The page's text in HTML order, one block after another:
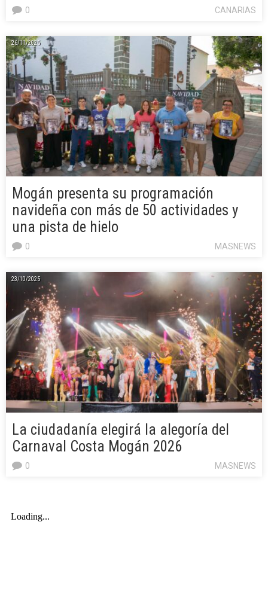
CANARIAS
0
26/11/2025
Mogán presenta su programación
navideña con más de 50 actividades y
una pista de hielo
MASNEWS
0
23/10/2025
La ciudadanía elegirá la alegoría del
Carnaval Costa Mogán 2026
MASNEWS
0